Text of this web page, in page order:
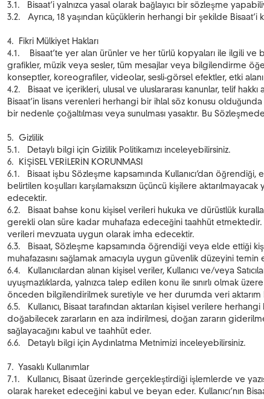
3.1. Bisaat’i yalnızca yasal olarak bağlayıcı bir sözleşme
3.2. Ayrıca, 18 yaşından küçüklerin herhangi bir şekilde
4. Fikri Mülkiyet Hakları
4.1. Bisaat’te yer alan ürünler ve her türlü kopyaları ile ilgili ve
grafikler, müzik veya sesler, tüm mesajlar veya bilgilendirme
konseptler, koreografiler, videolar, sesli-görsel efektler, etki
4.2. Bisaat ve içerikleri, ulusal ve uluslararası kanunlar, telif
Bisaat’in lisans verenleri herhangi bir ihlal söz konusu
bir nedenle çoğaltılması veya sunulması yasaktır. Bu
5. Gizlilik
5.1. Detaylı bilgi için Gizlilik Politikamızı inceleyebilirsiniz.
6. KİŞİSEL VERİLERİN KORUNMASI
6.1. Bisaat işbu Sözleşme kapsamında Kullanıcı’dan öğrendiği,
belirtilen koşulları karşılamaksızın üçüncü kişilere
edecektir.
6.2. Bisaat bahse konu kişisel verileri hukuka ve dürüstlük
gerekli olan süre kadar muhafaza edeceğini taahhüt etmektedir.
verileri mevzuata uygun olarak imha edecektir.
6.3. Bisaat, Sözleşme kapsamında öğrendiği veya elde ettiği
muhafazasını sağlamak amacıyla uygun güvenlik düzeyini
6.4. Kullanıcılardan alınan kişisel veriler, Kullanıcı ve/veya
uyuşmazlıklarda, yalnızca talep edilen konu ile sınırlı olmak
önceden bilgilendirilmek suretiyle ve her durumda veri aktarım
6.5. Kullanıcı, Bisaat tarafından aktarılan kişisel verilere
doğabilecek zararların en aza indirilmesi, doğan zararın
sağlayacağını kabul ve taahhüt eder.
6.6. Detaylı bilgi için Aydınlatma Metnimizi inceleyebilirsiniz.
7. Yasaklı Kullanımlar
7.1. Kullanıcı, Bisaat üzerinde gerçekleştirdiği işlemlerde ve
olarak hareket edeceğini kabul ve beyan eder. Kullanıcı’nın